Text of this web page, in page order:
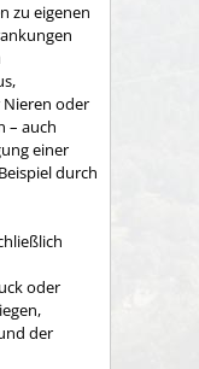
zu eigenen
Nieren oder
– auch
einer
durch
oder
der